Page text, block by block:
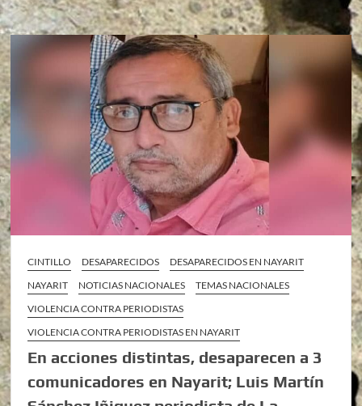
CINTILLO DESAPARECIDOS
DESAPARECIDOS EN NAYARIT
NAYARIT
NOTICIAS NACIONALES
TEMAS NACIONALES
VIOLENCIA CONTRA PERIODISTAS
VIOLENCIA CONTRA PERIODISTAS EN NAYARIT
En acciones distintas, desaparecen a 3
comunicadores en Nayarit; Luis Martín